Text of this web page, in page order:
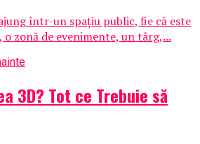
într-un spațiu public, fie că este
zonă de evenimente, un târg,...
3D? Tot ce Trebuie să